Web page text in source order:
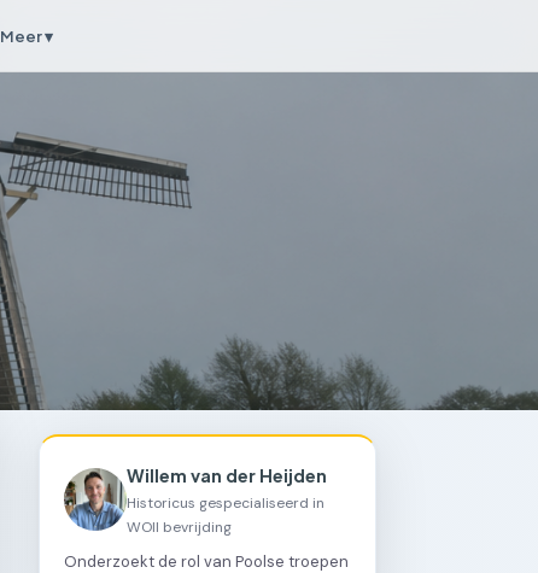
Meer ▾
Willem van der Heijden
Historicus gespecialiseerd in
WOII bevrijding
Onderzoekt de rol van Poolse troepen